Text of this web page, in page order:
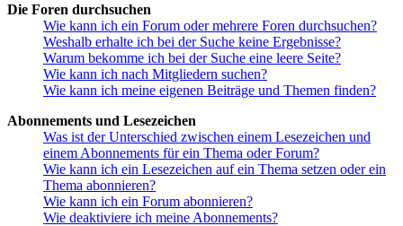
Die Foren durchsuchen
Wie kann ich ein Forum oder mehrere Foren durchsuchen?
Weshalb erhalte ich bei der Suche keine Ergebnisse?
Warum bekomme ich bei der Suche eine leere Seite?
Wie kann ich nach Mitgliedern suchen?
Wie kann ich meine eigenen Beiträge und Themen finden?
Abonnements und Lesezeichen
Was ist der Unterschied zwischen einem Lesezeichen und
einem Abonnements für ein Thema oder Forum?
Wie kann ich ein Lesezeichen auf ein Thema setzen oder ein
Thema abonnieren?
Wie kann ich ein Forum abonnieren?
Wie deaktiviere ich meine Abonnements?